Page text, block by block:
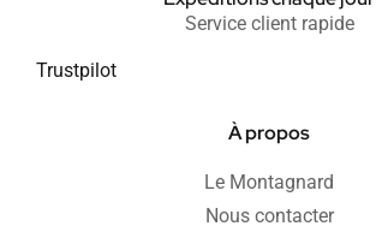
Service client rapide
Trustpilot
À propos
Le Montagnard
Nous contacter